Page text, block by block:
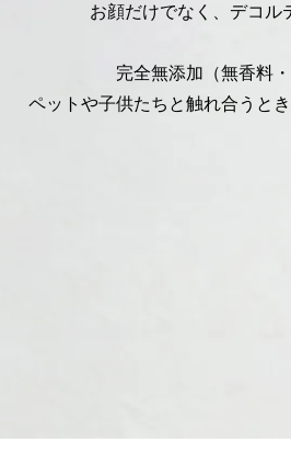
お顔だけでなく、デコル
完全無添加（無香料
ペットや子供たちと触れ合うと